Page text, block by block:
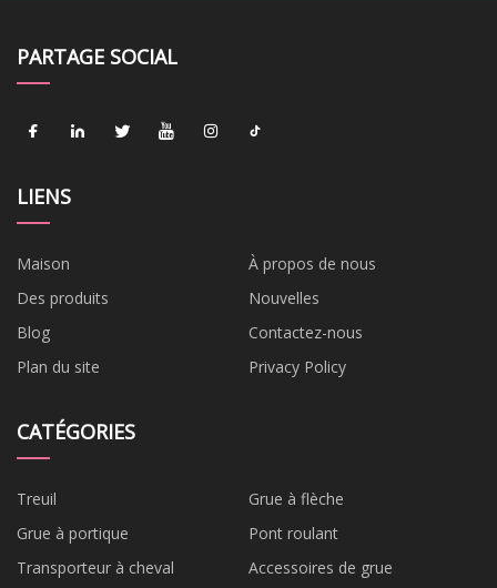
PARTAGE SOCIAL
LIENS
Maison
À propos de nous
Des produits
Nouvelles
Blog
Contactez-nous
Plan du site
Privacy Policy
CATÉGORIES
Treuil
Grue à flèche
Grue à portique
Pont roulant
Transporteur à cheval
Accessoires de grue